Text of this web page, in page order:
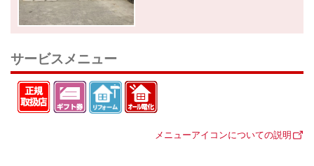
サービスメニュー
メニューアイコンについての説明